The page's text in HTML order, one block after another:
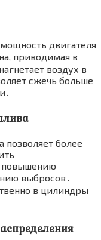
двигателя
приводимая в
воздух в
сжечь больше
более
повышению
выбросов․
в цилиндры